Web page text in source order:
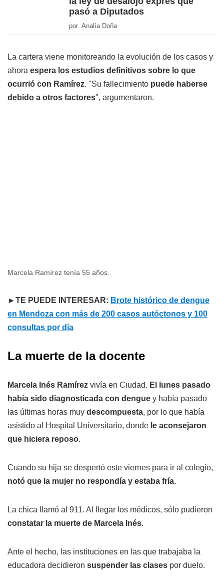
pasó a Diputados
por Analía Doña
La cartera viene monitoreando la evolución de los casos y
ahora espera los estudios definitivos sobre lo que
ocurrió con Ramírez. "Su fallecimiento puede haberse
debido a otros factores", argumentaron.
Marcela Ramírez tenía 55 años.
►TE PUEDE INTERESAR: Brote histórico de dengue
en Mendoza con más de 200 casos autóctonos y 100
consultas por día
La muerte de la docente
Marcela Inés Ramírez vivía en Ciudad. El lunes pasado
había sido diagnosticada con dengue y había pasado
las últimas horas muy descompuesta, por lo que había
asistido al Hospital Universitario, donde le aconsejaron
que hiciera reposo.
Cuando su hija se despertó este viernes para ir al colegio,
notó que la mujer no respondía y estaba fría.
La chica llamó al 911. Al llegar los médicos, sólo pudieron
constatar la muerte de Marcela Inés.
Ante el hecho, las instituciones en las que trabajaba la
educadora decidieron suspender las clases por duelo.